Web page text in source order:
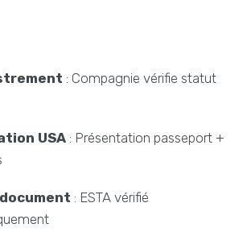
: Compagnie vérifie statut
USA : Présentation passeport +
: ESTA vérifié